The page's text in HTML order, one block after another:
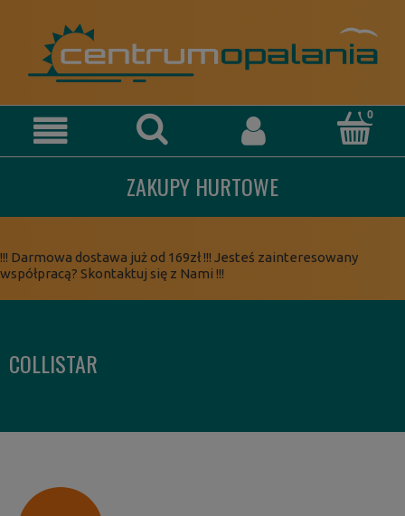
ZAKUPY HURTOWE
!!! Darmowa dostawa już od 169zł !!! Jesteś zainteresowany
współpracą? Skontaktuj się z Nami !!!
COLLISTAR